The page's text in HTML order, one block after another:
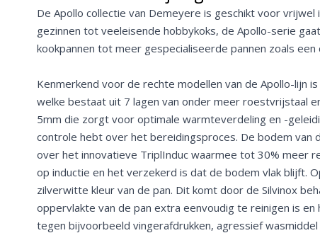
De Apollo collectie van Demeyere is geschikt voor vrijwel
gezinnen tot veeleisende hobbykoks, de Apollo-serie
kookpannen tot meer gespecialiseerde pannen zoals een
Kenmerkend voor de rechte modellen van de Apollo-lijn
welke bestaat uit 7 lagen van onder meer roestvrijstaal
5mm die zorgt voor optimale warmteverdeling en -
controle hebt over het bereidingsproces. De bodem van
over het innovatieve TriplInduc waarmee tot 30% meer
op inductie en het verzekerd is dat de bodem vlak blijft.
zilverwitte kleur van de pan. Dit komt door de Silvinox
oppervlakte van de pan extra eenvoudig te reinigen is
tegen bijvoorbeeld vingerafdrukken, agressief